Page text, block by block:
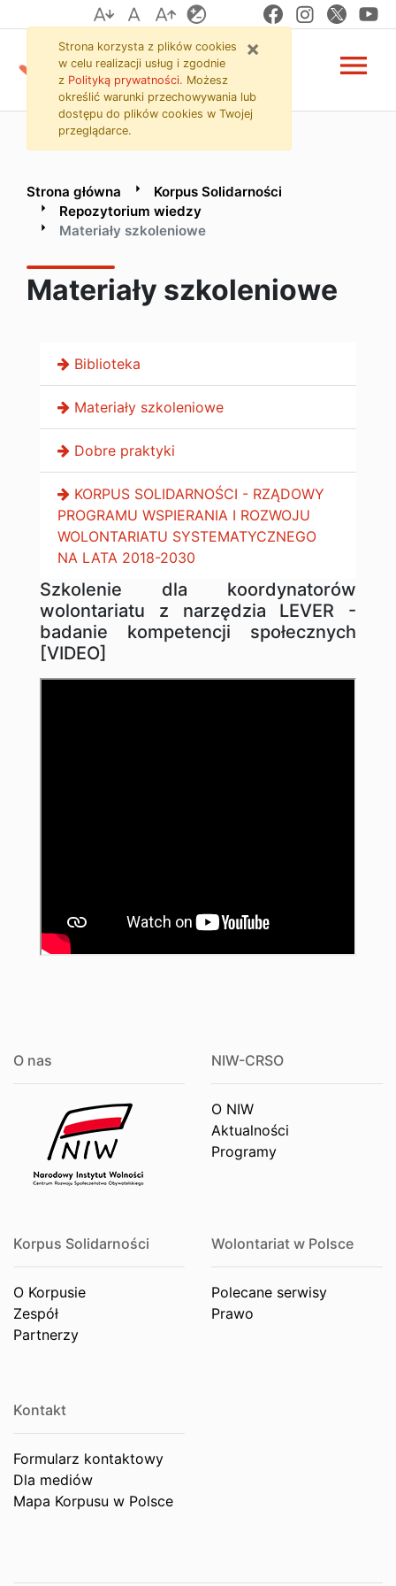
Materiały szkoleniowe
Przejdź do zawartości strony
Przejdź do menu
Przejdź do wyszukiwarki
×
Strona korzysta z plików cookies
w celu realizacji usług i zgodnie
z Polityką prywatności. Możesz
określić warunki przechowywania lub
dostępu do plików cookies w Twojej
przeglądarce.
menu
Strona główna
Korpus Solidarności
Repozytorium wiedzy
Materiały szkoleniowe
Materiały szkoleniowe
Biblioteka
Materiały szkoleniowe
Dobre praktyki
KORPUS SOLIDARNOŚCI - RZĄDOWY
PROGRAMU WSPIERANIA I ROZWOJU
WOLONTARIATU SYSTEMATYCZNEGO
NA LATA 2018-2030
Szkolenie dla koordynatorów
wolontariatu z narzędzia LEVER -
badanie kompetencji społecznych
[VIDEO]
O nas NIW-CRSO
O NIW
Aktualności
Programy
Korpus Solidarności
O Korpusie
Zespół
Partnerzy
Wolontariat w Polsce
Polecane serwisy
Prawo
Kontakt
Formularz kontaktowy
Dla mediów
Mapa Korpusu w Polsce